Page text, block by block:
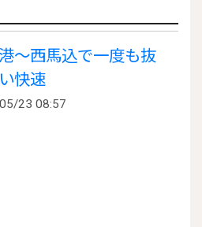
～西馬込で一度も抜
快速
23 08:57